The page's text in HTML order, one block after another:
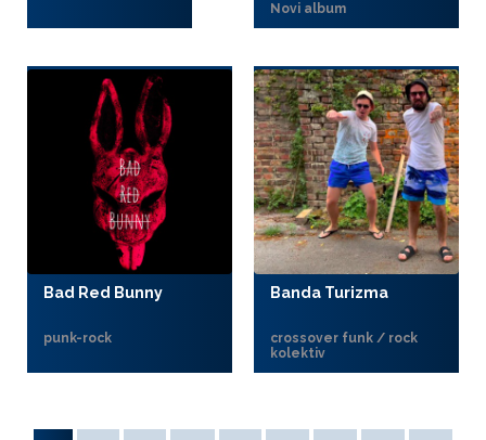
Novi album
Bad Red Bunny
punk-rock
Banda Turizma
crossover funk / rock
kolektiv